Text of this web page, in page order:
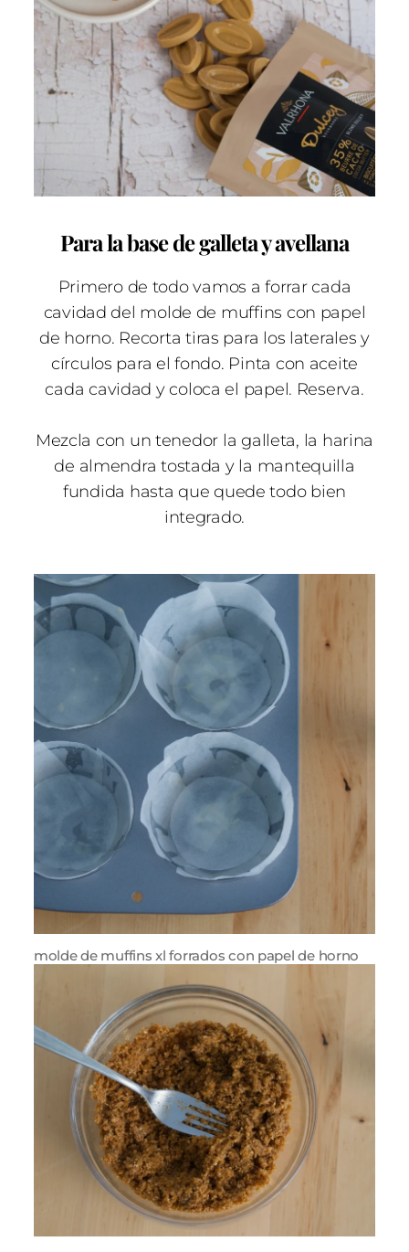
Para la base de galleta y avellana
Primero de todo vamos a forrar cada
cavidad del molde de muffins con papel
de horno. Recorta tiras para los laterales y
círculos para el fondo. Pinta con aceite
cada cavidad y coloca el papel. Reserva.
Mezcla con un tenedor la galleta, la harina
de almendra tostada y la mantequilla
fundida hasta que quede todo bien
integrado.
molde de muffins xl forrados con papel de horno